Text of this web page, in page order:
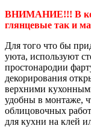
ВНИМАНИЕ!!! В
глянцевые так и
Для того что бы
уюта, используют
простонародии
декорирования
верхними
удобны в монтаже,
облицовочных
для кухни на клей